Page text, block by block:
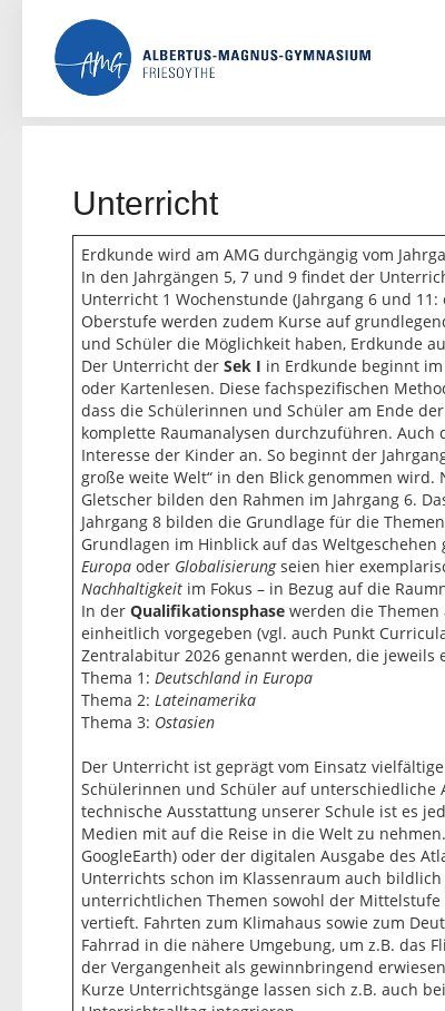
content
Unterricht
Erdkunde wird am AMG durchgängig vom
In den Jahrgängen 5, 7 und 9 findet der
Unterricht 1 Wochenstunde (Jahrgang 6 und
Oberstufe werden zudem Kurse auf
und Schüler die Möglichkeit haben, Erdkunde
Der Unterricht der Sek I in Erdkunde beginnt
oder Kartenlesen. Diese fachspezifischen
dass die Schülerinnen und Schüler am Ende
komplette Raumanalysen durchzuführen. Auch
Interesse der Kinder an. So beginnt der
große weite Welt“ in den Blick genommen wird.
Gletscher bilden den Rahmen im Jahrgang 6.
Jahrgang 8 bilden die Grundlage für die
Grundlagen im Hinblick auf das Weltgeschehen
Europa oder Globalisierungseien hier
Nachhaltigkeit im Fokus – in Bezug auf die
In der Qualifikationsphase werden die
einheitlich vorgegeben (vgl. auch Punkt
Zentralabitur 2026 genannt werden, die
Thema 1: Deutschland in Europa
Thema 2: Lateinamerika
Thema 3: Ostasien
Der Unterricht ist geprägt vom Einsatz
Schülerinnen und Schüler auf
technische Ausstattung unserer Schule ist es
Medien mit auf die Reise in die Welt zu
GoogleEarth) oder der digitalen Ausgabe des
Unterrichts schon im Klassenraum auch
unterrichtlichen Themen sowohl der
vertieft. Fahrten zum Klimahaus sowie zum
Fahrrad in die nähere Umgebung, um z.B. das
der Vergangenheit als gewinnbringend
Kurze Unterrichtsgänge lassen sich z.B. auch